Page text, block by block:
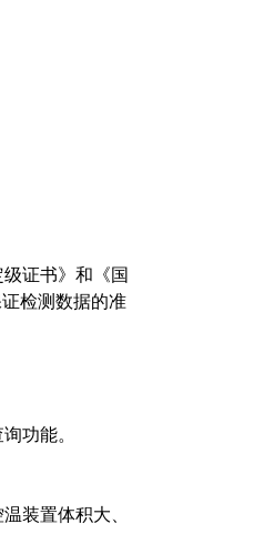
证书》和《国
检测数据的准
功能。
装置体积大、